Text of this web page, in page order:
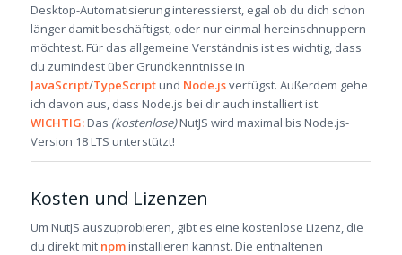
Desktop-Automatisierung interessierst, egal ob du dich schon
länger damit beschäftigst, oder nur einmal hereinschnuppern
möchtest. Für das allgemeine Verständnis ist es wichtig, dass
du zumindest über Grundkenntnisse in
JavaScript/TypeScriptund Node.jsverfügst. Außerdem gehe
ich davon aus, dass Node.js bei dir auch installiert ist.
WICHTIG:Das (kostenlose)NutJS wird maximal bis Node.js-
Version 18 LTS unterstützt!
Kosten und Lizenzen
Um NutJS auszuprobieren, gibt es eine kostenlose Lizenz, die
du direkt mit npminstallieren kannst. Die enthaltenen